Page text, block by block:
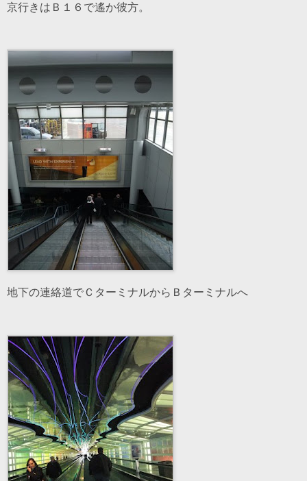
京行きはＢ１６で遙か彼方。
地下の連絡道でＣターミナルからＢターミナルへ